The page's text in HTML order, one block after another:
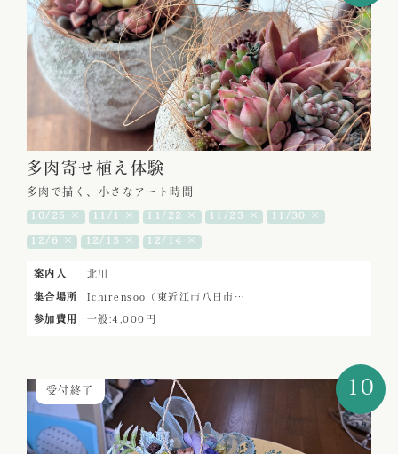
多肉寄せ植え体験
多肉で描く、小さなアート時間
10/25 × 11/1 × 11/22 × 11/23 × 11/30 ×
12/6 × 12/13 × 12/14 ×
案内人 北川
集合場所 Ichirensoo（東近江市八日市…
参加費用 一般:4,000円
受付終了 10